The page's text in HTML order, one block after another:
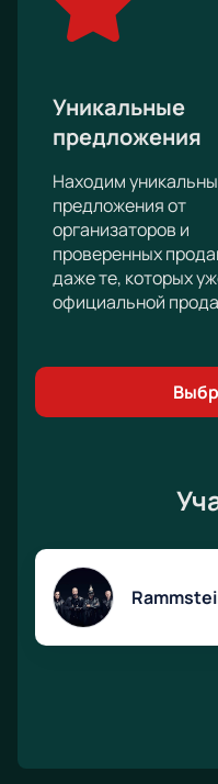
альбома. Здесь ты
уникальную
Не упусти
незабываемый
приобретения на
чтобы быть
которое точно
впечатления. Будь
почувствуй
Уникальные
предложения
Находим
предложения от
организаторов и
проверенных
даже те, которых
официальной